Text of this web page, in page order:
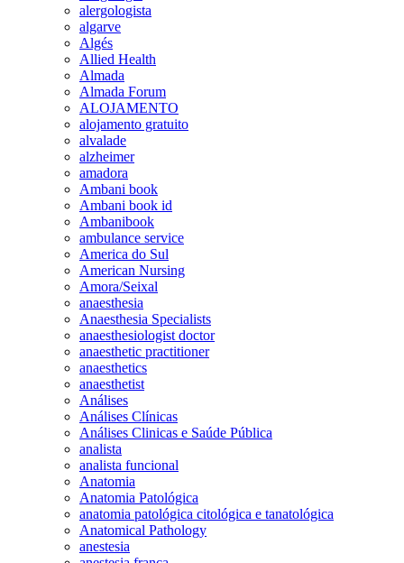
alergologista
algarve
Algés
Allied Health
Almada
Almada Forum
ALOJAMENTO
alojamento gratuito
alvalade
alzheimer
amadora
Ambani book
Ambani book id
Ambanibook
ambulance service
America do Sul
American Nursing
Amora/Seixal
anaesthesia
Anaesthesia Specialists
anaesthesiologist doctor
anaesthetic practitioner
anaesthetics
anaesthetist
Análises
Análises Clínicas
Análises Clinicas e Saúde Pública
analista
analista funcional
Anatomia
Anatomia Patológica
anatomia patológica citológica e tanatológica
Anatomical Pathology
anestesia